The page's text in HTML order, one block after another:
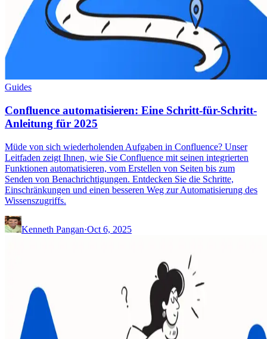
Guides
Confluence automatisieren: Eine Schritt-für-Schritt-
Anleitung für 2025
Müde von sich wiederholenden Aufgaben in Confluence? Unser
Leitfaden zeigt Ihnen, wie Sie Confluence mit seinen integrierten
Funktionen automatisieren, vom Erstellen von Seiten bis zum
Senden von Benachrichtigungen. Entdecken Sie die Schritte,
Einschränkungen und einen besseren Weg zur Automatisierung des
Wissenszugriffs.
Kenneth Pangan·Oct 6, 2025